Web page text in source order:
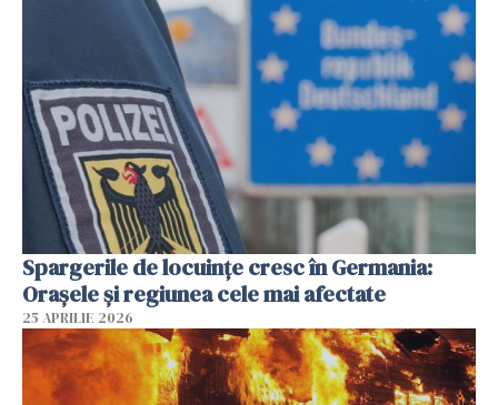
Spargerile de locuințe cresc în Germania:
Orașele și regiunea cele mai afectate
25 APRILIE 2026